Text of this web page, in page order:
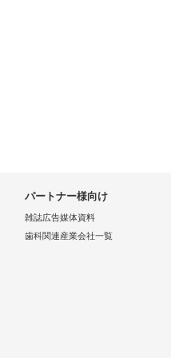
パートナー様向け
雑誌広告媒体資料
歯科関連産業会社一覧